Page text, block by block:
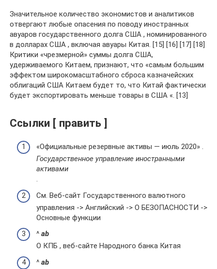
Значительное количество экономистов и аналитиков
отвергают любые опасения по поводу иностранных
авуаров государственного долга США , номинированного
в долларах США , включая авуары Китая. [15] [16] [17] [18]
Критики «чрезмерной» суммы долга США,
удерживаемого Китаем, признают, что «самым большим
эффектом широкомасштабного сброса казначейских
облигаций США Китаем будет то, что Китай фактически
будет экспортировать меньше товары в США «. [13]
Ссылки [ править ]
«Официальные резервные активы — июль 2020» .
Государственное управление иностранными
активами
.
См. Веб-сайт Государственного валютного
управления -> Английский -> О БЕЗОПАСНОСТИ ->
Основные функции
^ ab
О КПБ , веб-сайте Народного банка Китая
^ ab